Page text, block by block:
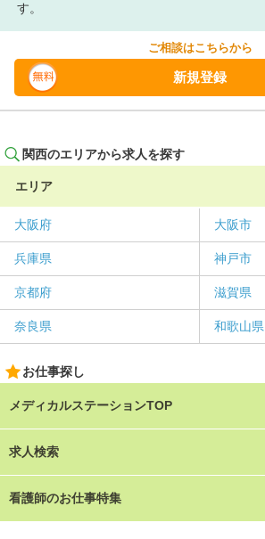
す。
ご相談はこちらから
新規登録
関西のエリアから求人を探す
エリア
大阪府 大阪市
兵庫県 神戸市
京都府 滋賀県
奈良県 和歌山県
お仕事探し
メディカルステーションTOP
求人検索
看護師のお仕事特集